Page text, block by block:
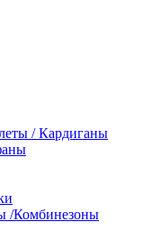
/ Кардиганы
/Комбинезоны